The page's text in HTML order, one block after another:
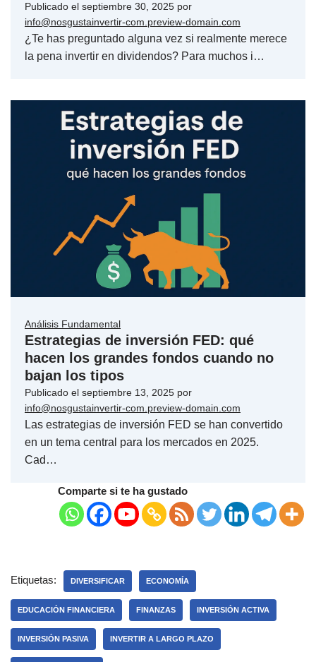
Publicado el septiembre 30, 2025 por
info@nosgustainvertir-com.preview-domain.com
¿Te has preguntado alguna vez si realmente merece
la pena invertir en dividendos? Para muchos i…
Análisis Fundamental
Estrategias de inversión FED: qué
hacen los grandes fondos cuando no
bajan los tipos
Publicado el septiembre 13, 2025 por
info@nosgustainvertir-com.preview-domain.com
Las estrategias de inversión FED se han convertido
en un tema central para los mercados en 2025.
Cad…
Comparte si te ha gustado
Etiquetas: DIVERSIFICAR ECONOMÍA
EDUCACIÓN FINANCIERA FINANZAS INVERSIÓN ACTIVA
INVERSIÓN PASIVA INVERTIR A LARGO PLAZO